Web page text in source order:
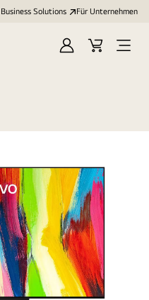
Business Solutions Für Unternehmen
Anmelden
Cart
Open